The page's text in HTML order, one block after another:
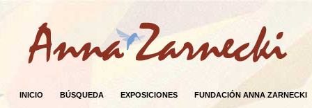
INICIO BÚSQUEDA EXPOSICIONES FUNDACIÓN ANNA ZARNECKI